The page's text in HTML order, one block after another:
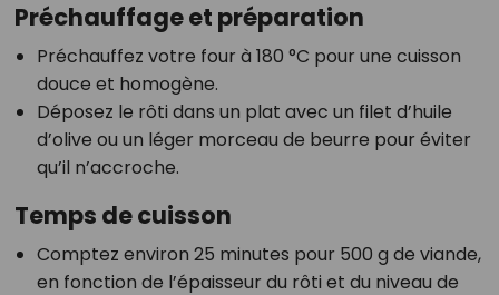
Préchauffage et préparation
Préchauffez votre four à 180 °C pour une cuisson
douce et homogène.
Déposez le rôti dans un plat avec un filet d’huile
d’olive ou un léger morceau de beurre pour éviter
qu’il n’accroche.
Temps de cuisson
Comptez environ 25 minutes pour 500 g de viande,
en fonction de l’épaisseur du rôti et du niveau de